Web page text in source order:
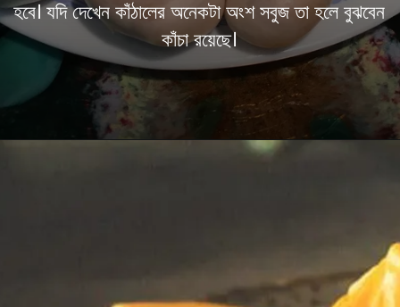
হবে। যদি দেখেন কাঁঠালের অনেকটা অংশ সবুজ তা হলে বুঝবেন
কাঁচা রয়েছে।